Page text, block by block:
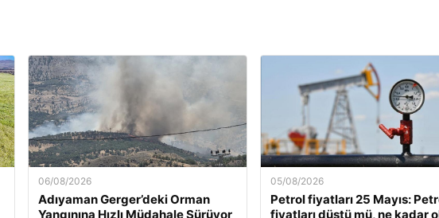
06/08/2026
Adıyaman Gerger’deki Orman
Yangınına Hızlı Müdahale Sürüyor
05/08/2026
Petrol fiyatları 25 Mayıs:
fiyatları düştü mü, ne kadar